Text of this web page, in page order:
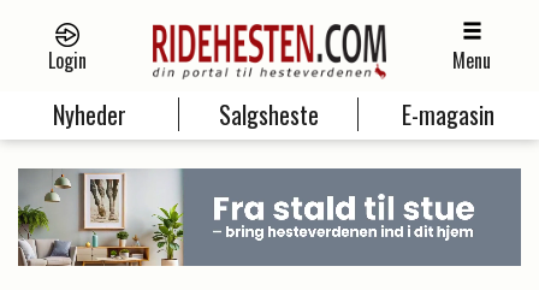
Login Menu
Nyheder Salgsheste E-magasin